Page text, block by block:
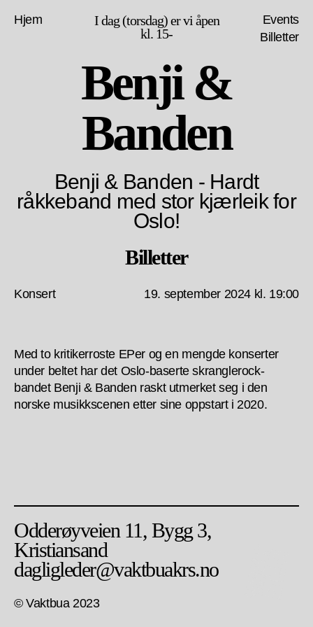
Hjem
I dag (torsdag) er vi åpen
kl. 15-
Events
Billetter
Benji &
Banden
Benji & Banden - Hardt
råkkeband med stor kjærleik for
Oslo!
Billetter
Konsert 19. september 2024 kl. 19:00
Med to kritikerroste EPer og en mengde konserter
under beltet har det Oslo-baserte skranglerock-
bandet Benji & Banden raskt utmerket seg i den
norske musikkscenen etter sine oppstart i 2020.
Odderøyveien 11, Bygg 3,
Kristiansand
dagligleder@vaktbuakrs.no
© Vaktbua 2023